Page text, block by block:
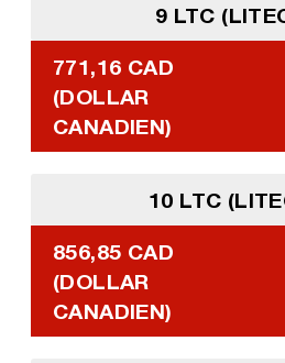
9 LTC
771,16 CAD
(DOLLAR
CANADIEN)
10 LTC
856,85 CAD
(DOLLAR
CANADIEN)